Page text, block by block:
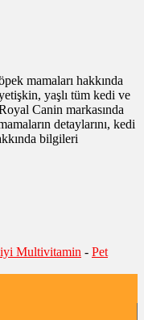
mamaları hakkında
yaşlı tüm kedi ve
Canin markasında
detaylarını, kedi
bilgileri
Multivitamin - Pet